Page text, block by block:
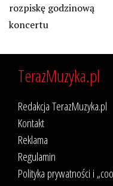
rozpiskę godzinową
koncertu
TerazMuzyka.pl
Redakcja TerazMuzyka.pl
Kontakt
Reklama
Regulamin
Polityka prywatności i